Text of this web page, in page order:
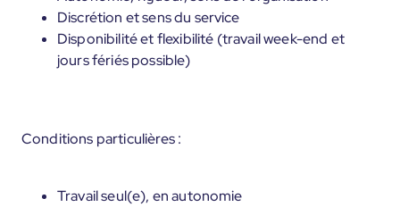
Discrétion et sens du service
Disponibilité et flexibilité (travail week-end et
jours fériés possible)
Conditions particulières :
Travail seul(e), en autonomie